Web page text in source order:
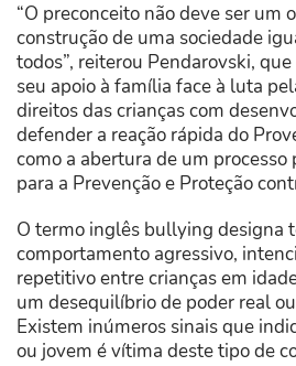
“O preconceito não deve ser um
construção de uma sociedade
todos”, reiterou Pendarovski,
seu apoio à família face à luta
direitos das crianças com
defender a reação rápida do
como a abertura de um processo
para a Prevenção e Proteção
O termo inglês bullying designa
comportamento agressivo,
repetitivo entre crianças em
um desequilíbrio de poder real
Existem inúmeros sinais que
ou jovem é vítima deste tipo de